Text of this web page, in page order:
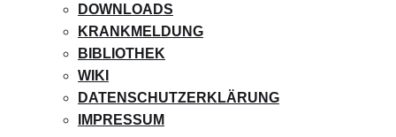
DOWNLOADS
KRANKMELDUNG
BIBLIOTHEK
WIKI
DATENSCHUTZERKLÄRUNG
IMPRESSUM